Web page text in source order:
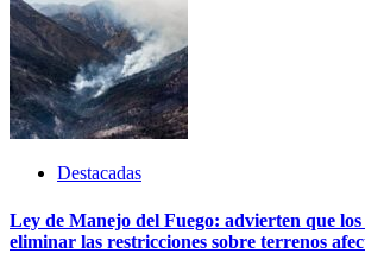
Destacadas
Ley de Manejo del Fuego: advierten que los
eliminar las restricciones sobre terrenos